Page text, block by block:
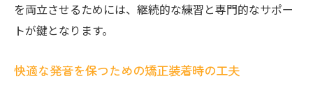
を両立させるためには、継続的な練習と専門的なサポー
トが鍵となります。
快適な発音を保つための矯正装着時の工夫